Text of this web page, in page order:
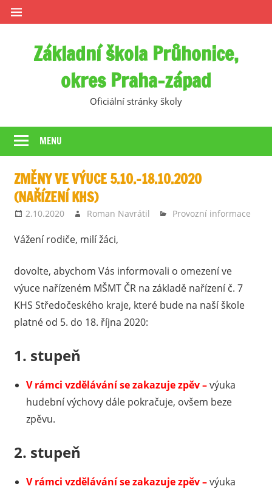
Skip
to
Základní škola Průhonice,
okres Praha-západ
Oficiální stránky školy
MENU
ZMĚNY VE VÝUCE 5.10.–18.10.2020
(NAŘÍZENÍ KHS)
2.10.2020 Roman Navrátil Provozní informace
Vážení rodiče, milí žáci,
dovolte, abychom Vás informovali o omezení ve
výuce nařízeném MŠMT ČR na základě nařízení č. 7
KHS Středočeského kraje, které bude na naší škole
platné od 5. do 18. října 2020:
1. stupeň
V rámci vzdělávání se zakazuje zpěv –výuka
hudební výchovy dále pokračuje, ovšem beze
zpěvu.
2. stupeň
V rámci vzdělávání se zakazuje zpěv –výuka